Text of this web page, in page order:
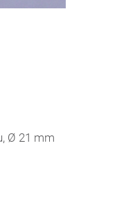
Ø 21 mm